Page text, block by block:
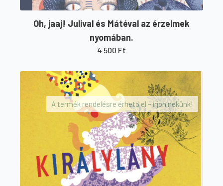
Oh, jaaj! Julival és Mátéval az érzelmek
nyomában.
4 500 Ft
A termék rendelésre érhető el – írjon nekünk!